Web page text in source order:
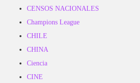
CENSOS NACIONALES
Champions League
CHILE
CHINA
Ciencia
CINE